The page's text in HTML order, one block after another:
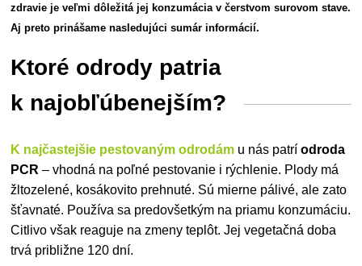
zdravie je veľmi dôležitá jej konzumácia v čerstvom surovom stave.
Aj preto prinášame nasledujúci sumár informácií.
Ktoré odrody patria
k najobľúbenejším?
K najčastejšie pestovaným odrodám u nás patríodroda
PCR – vhodná na poľné pestovanie i rýchlenie. Plody má
žltozelené, kosákovito prehnuté. Sú mierne pálivé, ale zato
šťavnaté. Používa sa predovšetkým na priamu konzumáciu.
Citlivo však reaguje na zmeny teplôt. Jej vegetačná doba
trvá približne 120 dní.